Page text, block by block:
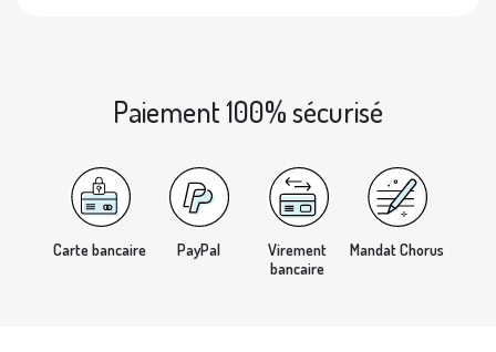
Paiement 100% sécurisé
Carte bancaire PayPal
Virement
bancaire
Mandat Chorus